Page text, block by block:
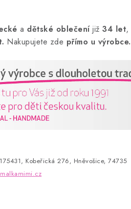
a dětské oblečeníjiž 34 let,
Nakupujete zde přímo u výrobce.
Kobeřická 276, Hněvošice, 74735